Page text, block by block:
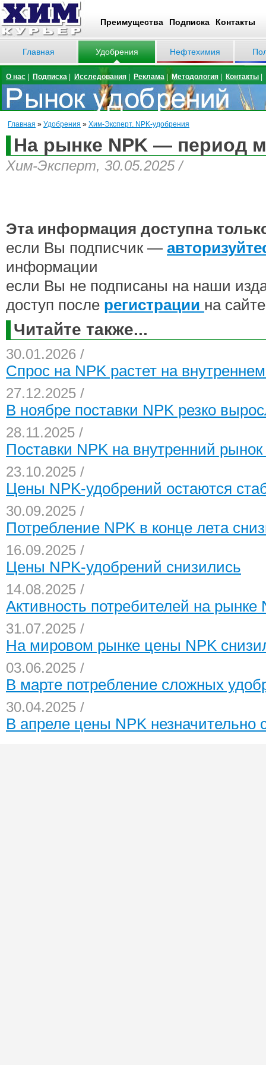
Преимущества Подписка Контакты
Главная Удобрения Нефтехимия
О нас Подписка Исследования Реклама Методология Контакты
Главная » Удобрения » Хим-Эксперт. NPK-удобрения
На рынке NPK — период
Хим-Эксперт, 30.05.2025 /
Эта информация доступна
если Вы подписчик —
информации
если Вы не подписаны на наши
доступ после регистрации на сайте
Читайте также...
30.01.2026 /
Спрос на NPK растет на
27.12.2025 /
В ноябре поставки NPK резко
28.11.2025 /
Поставки NPK на внутренний
23.10.2025 /
Цены NPK-удобрений остаются
30.09.2025 /
Потребление NPK в конце лета
16.09.2025 /
Цены NPK-удобрений снизились
14.08.2025 /
Активность потребителей на рынке
31.07.2025 /
На мировом рынке цены NPK
03.06.2025 /
В марте потребление сложных
30.04.2025 /
В апреле цены NPK незначительно